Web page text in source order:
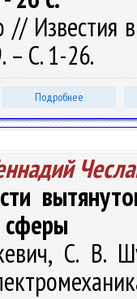
Известия
С. 1-26.
Подробнее
сферы
С. В.